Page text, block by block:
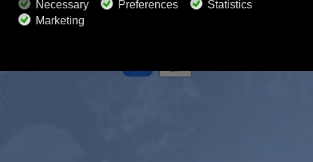
800+ canais de música
Música sem anúncios
Misturador de paisagens sonoras